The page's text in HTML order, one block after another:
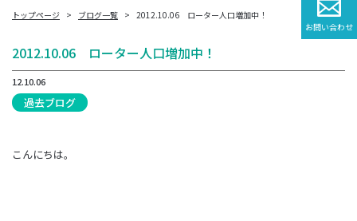
トップページ ブログ一覧 2012.10.06 ローター人口増加中！
2012.10.06 ローター人口増加中！
12.10.06
過去ブログ
こんにちは。
お問い合わせ